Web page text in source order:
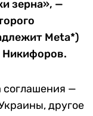
зерна», —
Meta*)
Никифоров.
соглашения —
другое